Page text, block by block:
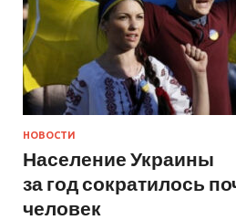
НОВОСТИ
Население Украины
за год сократилось
человек